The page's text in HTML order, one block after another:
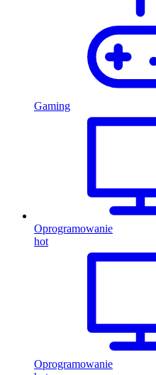
Gaming
Oprogramowanie
hot
Oprogramowanie